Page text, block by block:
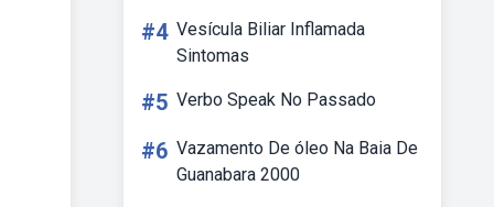
#4 Vesícula Biliar Inflamada
Sintomas
#5 Verbo Speak No Passado
#6 Vazamento De óleo Na Baia De
Guanabara 2000